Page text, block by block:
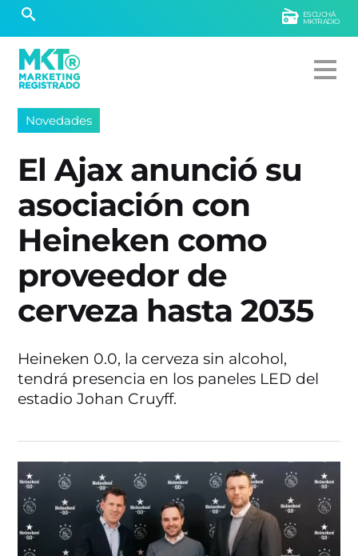
ESCUCHÁ
MKTRADIO
Novedades
El Ajax anunció su
asociación con
Heineken como
proveedor de
cerveza hasta 2035
Heineken 0.0, la cerveza sin alcohol,
tendrá presencia en los paneles LED del
estadio Johan Cruyff.